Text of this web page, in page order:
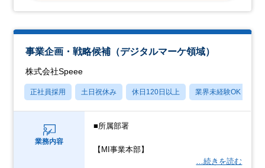
事業企画・戦略候補（デジタルマーケ領域）
株式会社Speee
正社員採用 土日祝休み 休日120日以上 業界未経験OK
業務内容
■所属部署
【MI事業本部】
…続きを読む